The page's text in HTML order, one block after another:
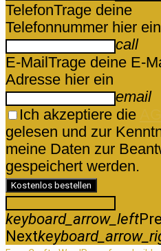
TelefonTrage deine
Telefonnummer hier ein
call
E-MailTrage deine E-
Adresse hier ein
email
Ich akzeptiere die
gelesen und zur
meine Daten zur
gespeichert werden.
Kostenlos bestellen
keyboard_arrow_left
Next